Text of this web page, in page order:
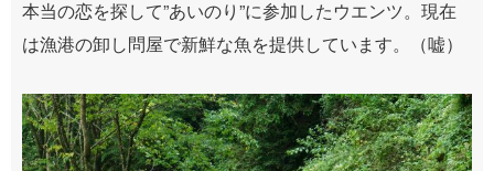
本当の恋を探して”あいのり”に参加したウエンツ。現在
は漁港の卸し問屋で新鮮な魚を提供しています。（嘘）